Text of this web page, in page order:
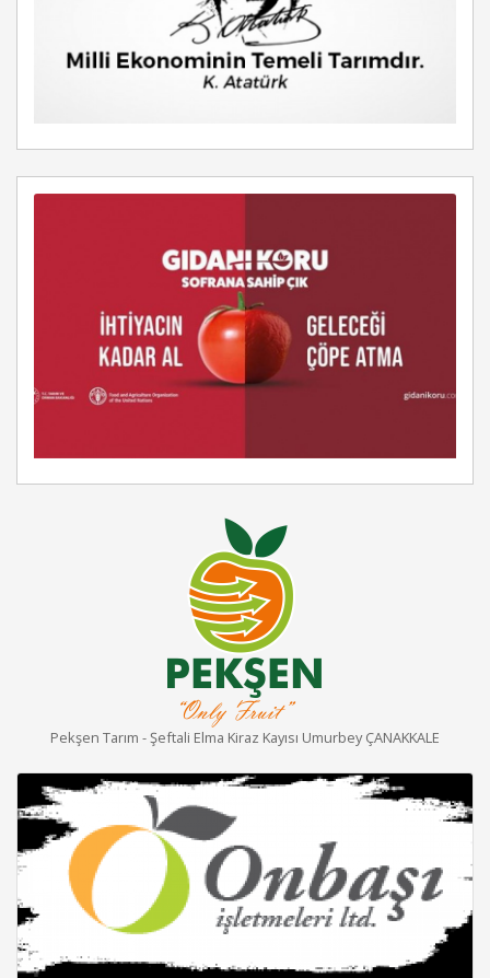
Pekşen Tarım - Şeftali Elma Kiraz Kayısı Umurbey ÇANAKKALE